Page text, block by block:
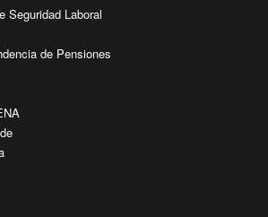
Seguridad Laboral
de Pensiones